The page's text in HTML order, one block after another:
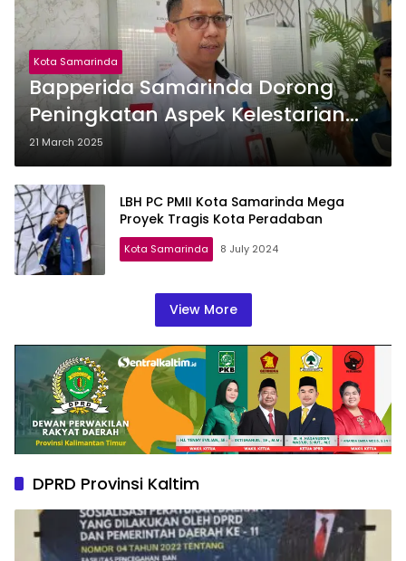
Kota Samarinda
Bapperida Samarinda Dorong
Peningkatan Aspek Kelestarian
Lingkungan Dalam Penyusunan
RPJMD 2025-2029
21 March 2025
LBH PC PMII Kota Samarinda Mega
Proyek Tragis Kota Peradaban
Kota Samarinda 8 July 2024
View More
DPRD Provinsi Kaltim